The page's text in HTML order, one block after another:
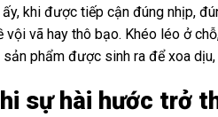
khi được tiếp cận đúng nhịp,
vội vã hay thô bạo. Khéo léo ở
phẩm được sinh ra để xoa
sự hài hước trở